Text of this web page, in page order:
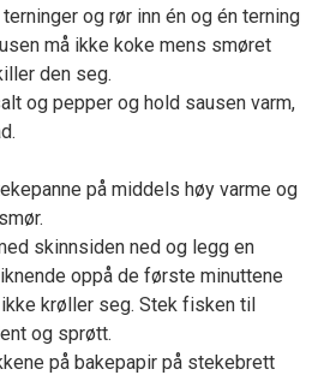
og rør inn én og én terning
må ikke koke mens smøret
den seg.
og pepper og hold sausen varm,
på middels høy varme og
skinnsiden ned og legg en
oppå de første minuttene
krøller seg. Stek fisken til
og sprøtt.
på bakepapir på stekebrett